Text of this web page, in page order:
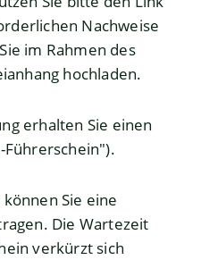
Nachweise
im Rahmen des
hochladen.
erhalten Sie einen
Führerschein").
Sie eine
Die Wartezeit
verkürzt sich